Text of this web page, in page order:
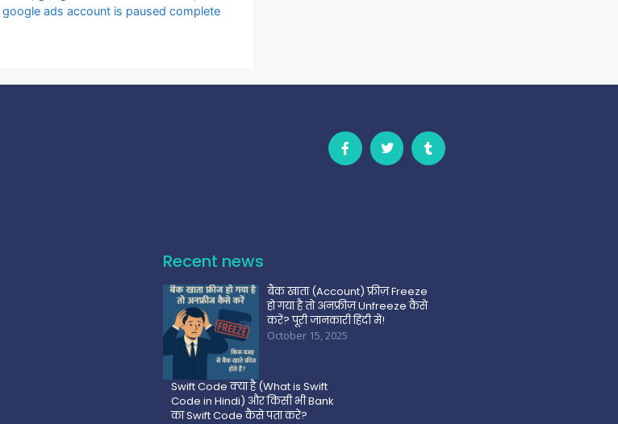
ads account is paused complete
Recent news
बैंक खाता (Account) फ्रीज़ Freeze
हो गया है तो अनफ्रीज़ Unfreeze कैसे
करें? पूरी जानकारी हिंदी में!
October 15, 2025
Swift Code क्या है (What is Swift
Code in Hindi) और किसी भी Bank
का Swift Code कैसे पता करे?